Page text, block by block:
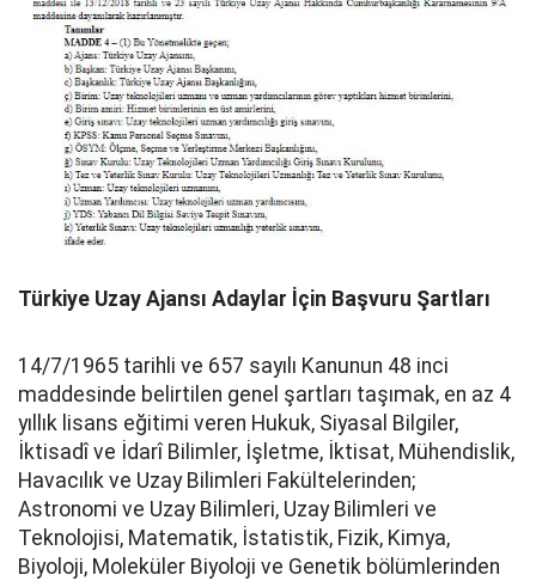
Türkiye Uzay Ajansı Adaylar İçin Başvuru Şartları
14/7/1965 tarihli ve 657 sayılı Kanunun 48 inci
maddesinde belirtilen genel şartları taşımak, en az 4
yıllık lisans eğitimi veren Hukuk, Siyasal Bilgiler,
İktisadî ve İdarî Bilimler, İşletme, İktisat, Mühendislik,
Havacılık ve Uzay Bilimleri Fakültelerinden;
Astronomi ve Uzay Bilimleri, Uzay Bilimleri ve
Teknolojisi, Matematik, İstatistik, Fizik, Kimya,
Biyoloji, Moleküler Biyoloji ve Genetik bölümlerinden